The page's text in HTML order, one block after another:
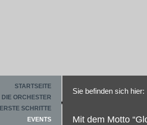
STARTSEITE
DIE ORCHESTER
ERSTE SCHRITTE
EVENTS
Sie befinden sich hier:
Mit dem Motto